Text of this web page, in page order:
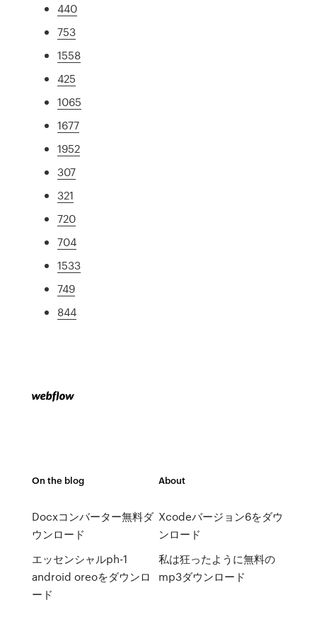
440
753
1558
425
1065
1677
1952
307
321
720
704
1533
749
844
On the blog
Docxコンバーター無料ダ
ウンロード
エッセンシャルph-1
android oreoをダウンロ
ード
About
Xcodeバージョン6をダウ
ンロード
私は狂ったように無料の
mp3ダウンロード